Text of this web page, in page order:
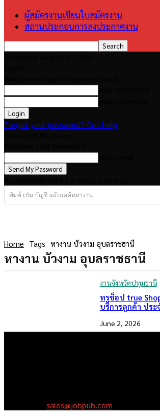
ผู้สมัครงานเขียนใบสมัครงาน
สถานประกอบการลงประกาศงาน
Forgot your password? Get help
พิมพ์ เช่น บัญชี แล้วกดค้นหางาน
Home Tags หางาน บัวงาม อุบลราชธานี
หางาน บัวงาม อุบลราชธานี
งานจังหวัดปทุมธานี
ทรูช็อป true
บริการลูกค้า ปร
June 2, 2026
sales@jobpub.com